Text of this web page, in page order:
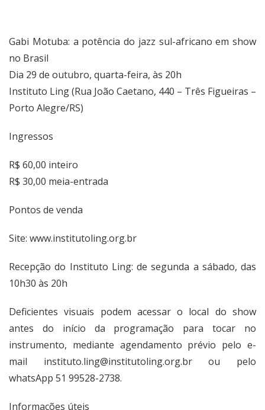
Gabi Motuba: a potência do jazz sul-africano em show
no Brasil
Dia 29 de outubro, quarta-feira, às 20h
Instituto Ling (Rua João Caetano, 440 – Três Figueiras –
Porto Alegre/RS)
Ingressos
R$ 60,00 inteiro
R$ 30,00 meia-entrada
Pontos de venda
Site: www.institutoling.org.br
Recepção do Instituto Ling: de segunda a sábado, das
10h30 às 20h
Deficientes visuais podem acessar o local do show
antes do início da programação para tocar no
instrumento, mediante agendamento prévio pelo e-
mail instituto.ling@institutoling.org.brou pelo
whatsApp 51 99528-2738.
Informações úteis